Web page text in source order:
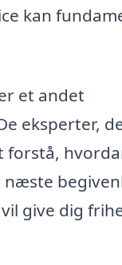
kan
et andet
eksperter,
forstå,
næste
give dig